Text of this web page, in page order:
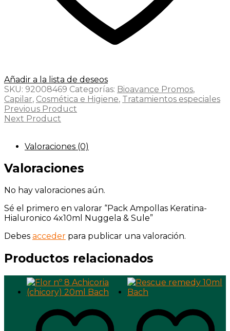
Añadir a la lista de deseos
SKU: 92008469 Categorías: Bioavance Promos,
Capilar, Cosmética e Higiene, Tratamientos especiales
Previous Product
Next Product
Valoraciones (0)
Valoraciones
No hay valoraciones aún.
Sé el primero en valorar “Pack Ampollas Keratina-
Hialuronico 4x10ml Nuggela & Sule”
Debes acceder para publicar una valoración.
Productos relacionados